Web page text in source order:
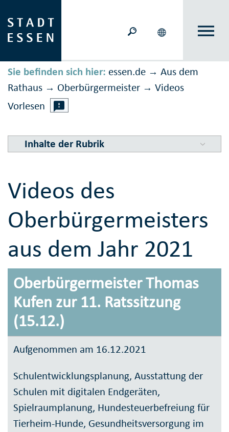
Sie befinden sich hier: essen.de → Aus dem
Rathaus → Ober­bürger­meister → Videos
Vorlesen
Inhalte der Rubrik
Videos des
Oberbürgermeisters
aus dem Jahr 2021
Oberbürgermeister Thomas
Kufen zur 11. Ratssitzung
(15.12.)
Aufgenommen am 16.12.2021
Schulentwicklungsplanung, Ausstattung der
Schulen mit digitalen Endgeräten,
Spielraumplanung, Hundesteuerbefreiung für
Tierheim-Hunde, Gesundheitsversorgung im